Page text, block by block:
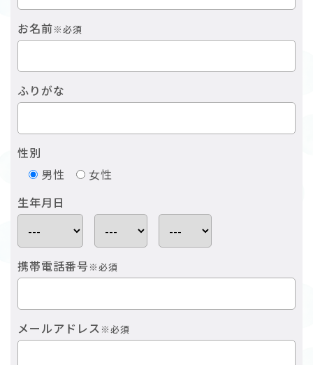
お名前※必須
ふりがな
性別
男性
女性
生年月日
携帯電話番号※必須
メールアドレス ※必須